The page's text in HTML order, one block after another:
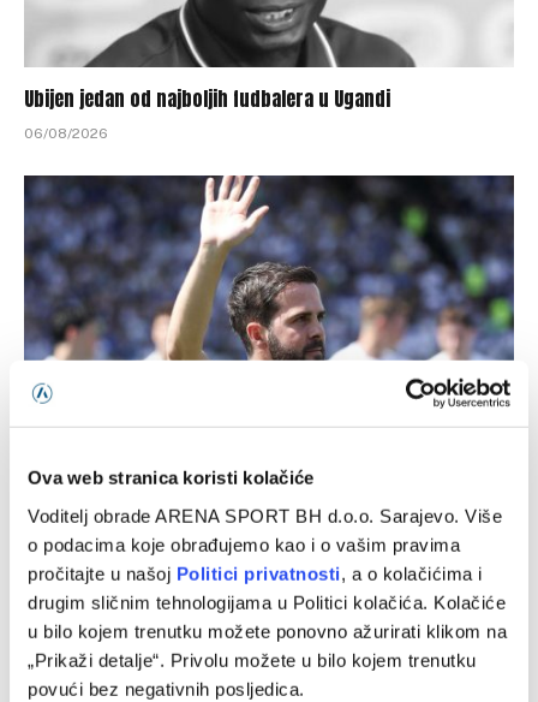
Ova web stranica koristi kolačiće
Voditelj obrade ARENA SPORT BH d.o.o. Sarajevo. Više
o podacima koje obrađujemo kao i o vašim pravima
pročitajte u našoj Politici privatnosti, a o kolačićima i
drugim sličnim tehnologijama u Politici kolačića. Kolačiće
u bilo kojem trenutku možete ponovno ažurirati klikom na
„Prikaži detalje“. Privolu možete u bilo kojem trenutku
povući bez negativnih posljedica.
Ubijen jedan od najboljih fudbalera u Ugandi
06/08/2026
Pjanić: Svaka čast Juventusu, Alajbegović je imao i
izdašnijih ponuda
06/08/2026